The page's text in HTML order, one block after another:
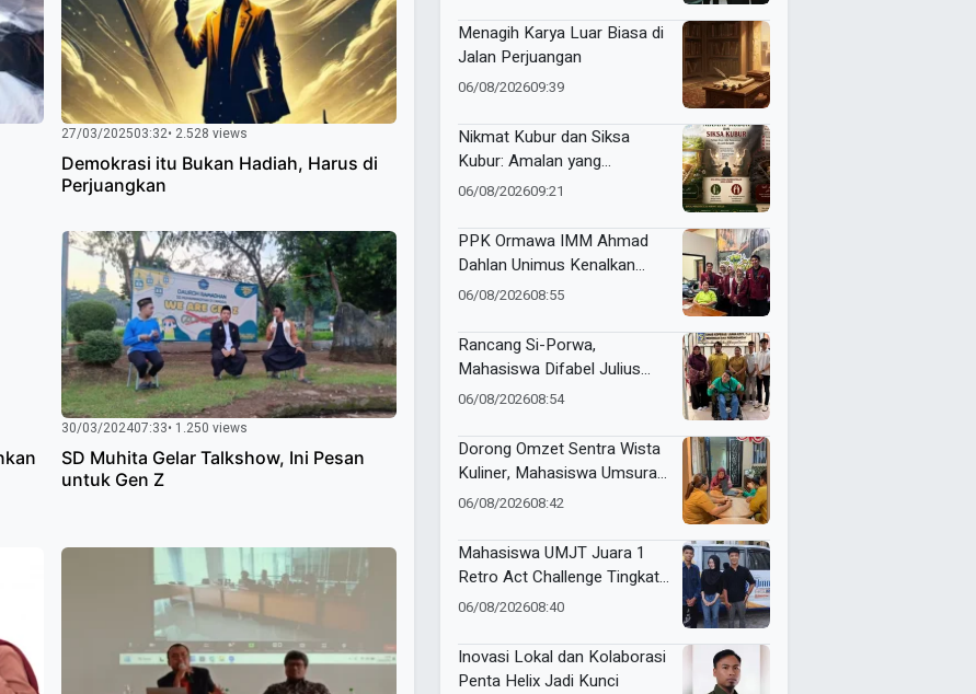
27/03/202503:32• 2.528 views
Demokrasi itu Bukan Hadiah, Harus di
Perjuangkan
30/03/202407:33• 1.250 views
SD Muhita Gelar Talkshow, Ini Pesan
untuk Gen Z
Menagih Karya Luar Biasa di
Jalan Perjuangan
06/08/202609:39
Nikmat Kubur dan Siksa
Kubur: Amalan yang
Mengantarkan ke Taman
06/08/202609:21
PPK Ormawa IMM Ahmad
Dahlan Unimus Kenalkan
Inovasi Desa Lewat Radio
06/08/202608:55
Rancang Si-Porwa,
Mahasiswa Difabel Julius
Kevin Serahkan Karya ke
06/08/202608:54
Dorong Omzet Sentra Wista
Kuliner, Mahasiswa Umsura
Luncurkan Si-Porwa
06/08/202608:42
Mahasiswa UMJT Juara 1
Retro Act Challenge Tingkat
Jawa Timur
06/08/202608:40
Inovasi Lokal dan Kolaborasi
Penta Helix Jadi Kunci